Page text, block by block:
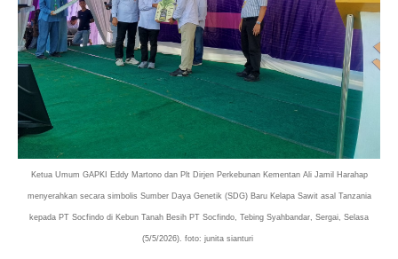
Ketua Umum GAPKI Eddy Martono dan Plt Dirjen Perkebunan Kementan Ali Jamil Harahap
menyerahkan secara simbolis Sumber Daya Genetik (SDG) Baru Kelapa Sawit asal Tanzania
kepada PT Socfindo di Kebun Tanah Besih PT Socfindo, Tebing Syahbandar, Sergai, Selasa
(5/5/2026). foto: junita sianturi